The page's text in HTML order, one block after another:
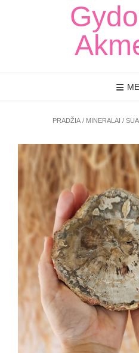
PRADŽIA/ MINERALAI /